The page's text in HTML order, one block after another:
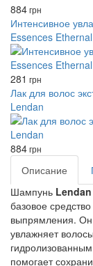
884грн
Интенсивное
Essences
281 грн
Лак для волос
Lendan
884грн
Описание
Шампунь
базовое
выпрямления. Он
увлажняет
помогает